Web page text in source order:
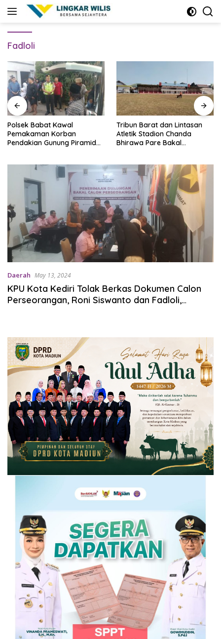
Fadloli
Polsek Babat Kawal
Pemakaman Korban
Pendakian Gunung Piramid
Tribun Barat dan Lintasan
Atletik Stadion Chanda
Bhirawa Pare Bakal
Daerah May 13, 2024
KPU Kota Kediri Tolak Berkas Dokumen Calon
Perseorangan, Roni Siswanto dan Fadloli,